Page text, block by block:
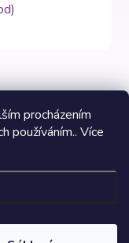
procházením
používáním.. Více
práva vyhradené.
diét sa môžu líšiť a
Fotografie